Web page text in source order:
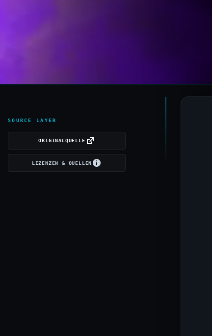
SOURCE LAYER
ORIGINALQUELLE
LIZENZEN & QUELLEN